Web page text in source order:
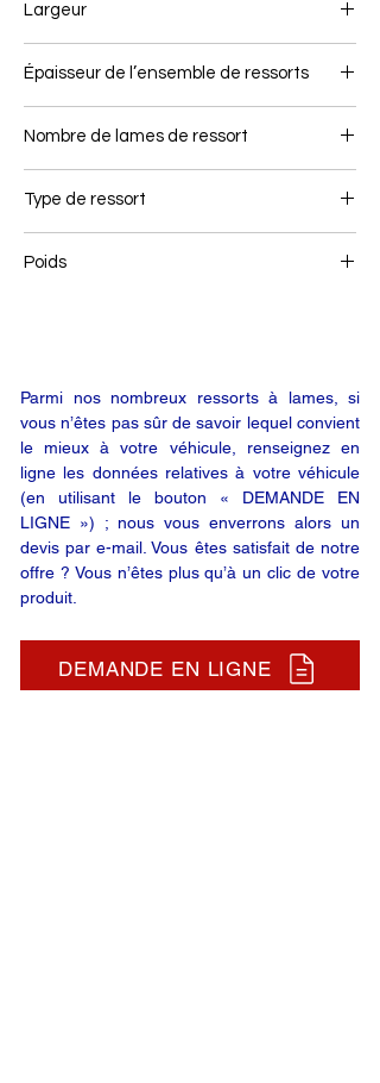
Largeur
Épaisseur de l’ensemble de ressorts
Nombre de lames de ressort
Type de ressort
Poids
Parmi nos nombreux ressorts à lames, si
vous n’êtes pas sûr de savoir lequel convient
le mieux à votre véhicule, renseignez en
ligne les données relatives à votre véhicule
(en utilisant le bouton « DEMANDE EN
LIGNE ») ; nous vous enverrons alors un
devis par e-mail. Vous êtes satisfait de notre
offre ? Vous n’êtes plus qu’à un clic de votre
produit.
DEMANDE EN LIGNE